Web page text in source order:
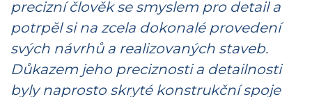
precizní člověk se smyslem pro detail a
potrpěl si na zcela dokonalé provedení
svých návrhů a realizovaných staveb.
Důkazem jeho preciznosti a detailnosti
byly naprosto skryté konstrukční spoje